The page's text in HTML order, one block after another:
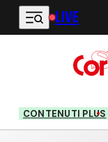
Vai al contenuto
LIVE
CONTENUTI PLUS